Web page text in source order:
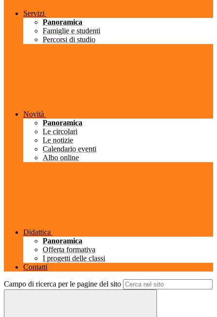
Servizi
Panoramica
Famiglie e studenti
Percorsi di studio
Novità
Panoramica
Le circolari
Le notizie
Calendario eventi
Albo online
Didattica
Panoramica
Offerta formativa
I progetti delle classi
Contatti
Campo di ricerca per le pagine del sito